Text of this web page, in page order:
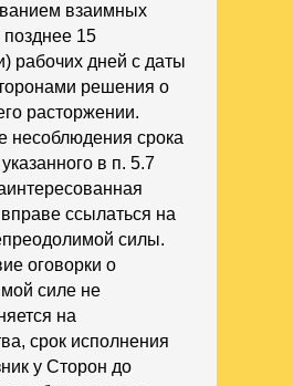
взаимных
позднее 15
рабочих дней с даты
решения о
расторжении.
несоблюдения срока
в п. 5.7
ссылаться на
силы.
оговорки о
силе не
на
срок исполнения
у Сторон до